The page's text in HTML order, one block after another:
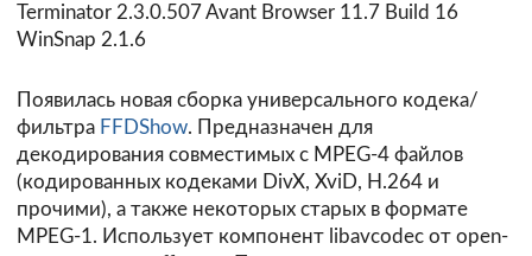
Terminator 2.3.0.507 Avant Browser 11.7 Build 16
WinSnap 2.1.6
Появилась новая сборка универсального кодека/
фильтра FFDShow. Предназначен для
декодирования совместимых с MPEG-4 файлов
(кодированных кодеками DivX, XviD, H.264 и
прочими), а также некоторых старых в формате
MPEG-1. Использует компонент libavcodec от open-